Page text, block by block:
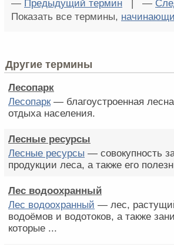
— Предыдущий термин | —
Показать все термины,
Другие термины
Лесопарк
Лесопарк— благоустроенная
отдыха населения.
Лесные ресурсы
Лесные ресурсы — совокупность
продукции леса, а также его
Лес водоохранный
Лес водоохранный — лес,
водоёмов и водотоков, а также
которые ...